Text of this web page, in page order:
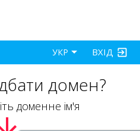
ВХІД
УКР
домен?
доменне ім'я